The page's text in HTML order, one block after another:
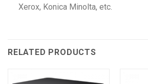
Xerox, Konica Minolta, etc.
RELATED PRODUCTS